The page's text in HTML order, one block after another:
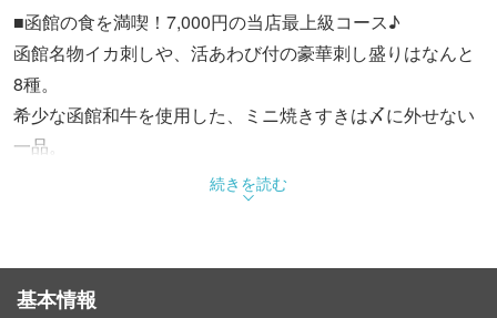
■函館の食を満喫！7,000円の当店最上級コース♪
函館名物イカ刺しや、活あわび付の豪華刺し盛りはなんと
8種。
希少な函館和牛を使用した、ミニ焼きすきは〆に外せない
一品。
お通しからデザートまで、道南の代表格・函館を感じるお
■日本酒は北海道産を中心に全品500円均一！
北海道の日本酒を中心に、海の幸との相性を考えた品揃
続きを読む
基本情報